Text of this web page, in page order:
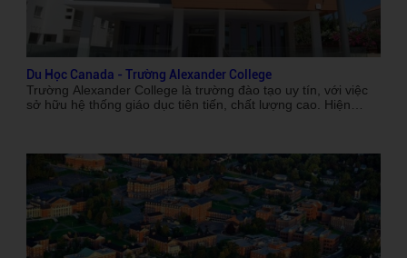
Du Học Canada - Trường Alexander College
Trường Alexander College là trường đào tạo uy tín, với việc
sở hữu hệ thống giáo dục tiên tiến, chất lượng cao. Hiện